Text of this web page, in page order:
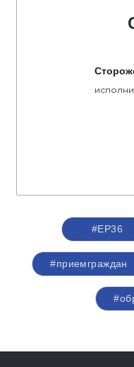
#ЕР36
#приемграждан